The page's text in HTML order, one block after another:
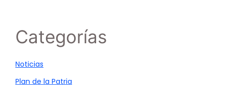
Categorías
Noticias
Plan de la Patria